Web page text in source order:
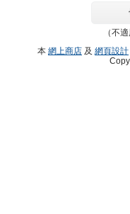
（不
本 網上商店 及 網頁設計